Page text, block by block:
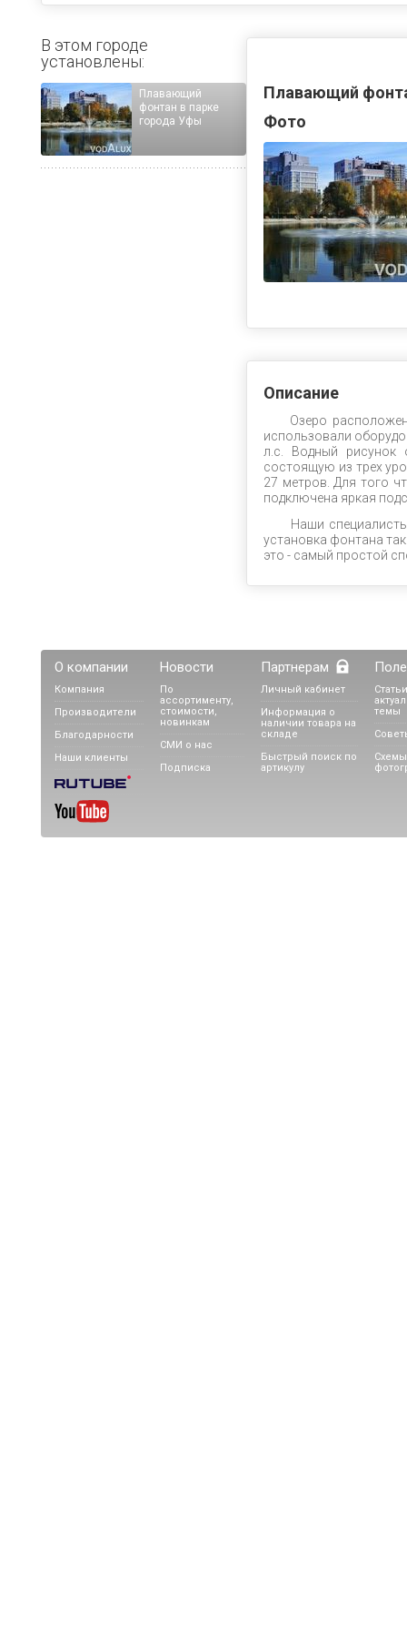
Плавающий
Фото
Описание
Озеро
использовали
л.с. Водный рисунок
состоящую из трех
27 метров. Для того
подключена яркая
Наши специалисты
установка фонтана
это - самый простой
В этом городе
установлены:
Плавающий
фонтан в парке
города Уфы
О компании
Компания
Производители
Благодарности
Наши клиенты
Новости
По
ассортименту,
стоимости,
новинкам
СМИ о нас
Подписка
Партнерам
Личный кабинет
Информация о
наличии товара на
складе
Быстрый поиск по
артикулу
темы